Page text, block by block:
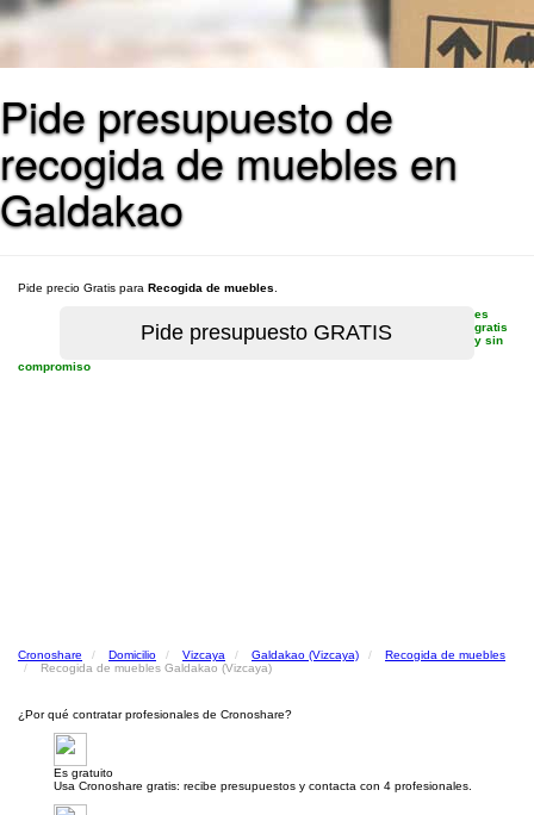
Pide presupuesto de
recogida de muebles en
Galdakao
Pide precio Gratis para Recogida de muebles
es
gratis
y sin
compromiso
Cronoshare Domicilio Vizcaya Galdakao (Vizcaya)
Recogida de muebles
Recogida de muebles Galdakao (Vizcaya)
¿Por qué contratar profesionales de Cronoshare?
Es gratuito
Usa Cronoshare gratis: recibe presupuestos y contacta con 4 profesionales.